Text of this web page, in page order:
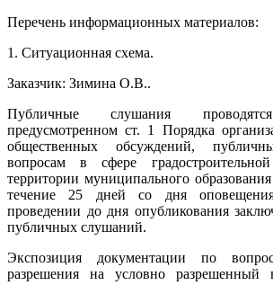
Перечень информационных материалов:
1. Ситуационная схема.
Заказчик: Зимина О.В..
Публичные слушания
предусмотренном ст. 1 Порядка
общественных обсуждений,
вопросам в сфере
территории муниципального
течение 25 дней со дня
проведении до дня опубликования
публичных слушаний.
Экспозиция документации по
разрешения на условно разрешенный